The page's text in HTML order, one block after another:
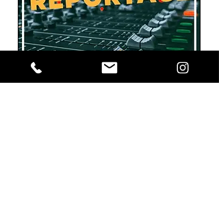
Radio Agora 92.1